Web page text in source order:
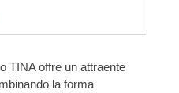
TINA offre un attraente
la forma